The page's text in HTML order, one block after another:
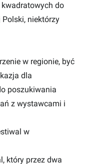
do
Polski, niektórzy
w regionie, być
dla
poszukiwania
z wystawcami i
w
który przez dwa